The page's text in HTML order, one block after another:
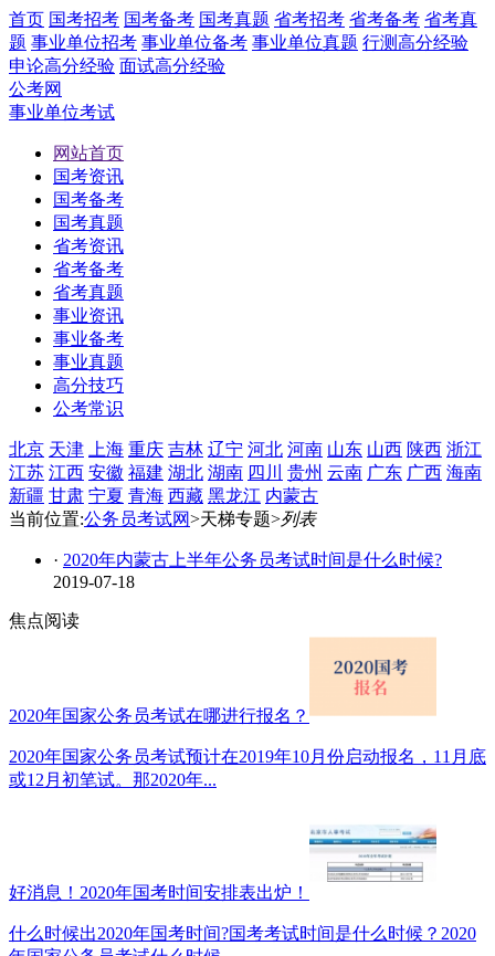
首页 国考招考 国考备考 国考真题 省考招考 省考备考 省考真
题 事业单位招考 事业单位备考 事业单位真题 行测高分经验
申论高分经验 面试高分经验
公考网
事业单位考试
网站首页
国考资讯
国考备考
国考真题
省考资讯
省考备考
省考真题
事业资讯
事业备考
事业真题
高分技巧
公考常识
北京 天津 上海 重庆 吉林 辽宁 河北 河南 山东 山西 陕西 浙江
江苏 江西 安徽 福建 湖北 湖南 四川 贵州 云南 广东 广西 海南
新疆 甘肃 宁夏 青海 西藏 黑龙江 内蒙古
当前位置:公务员考试网>天梯专题>列表
· 2020年内蒙古上半年公务员考试时间是什么时候?
2019-07-18
焦点阅读
2020年国家公务员考试在哪进行报名？
2020年国家公务员考试预计在2019年10月份启动报名，11月底
或12月初笔试。那2020年...
好消息！2020年国考时间安排表出炉！
什么时候出2020年国考时间?国考考试时间是什么时候？2020